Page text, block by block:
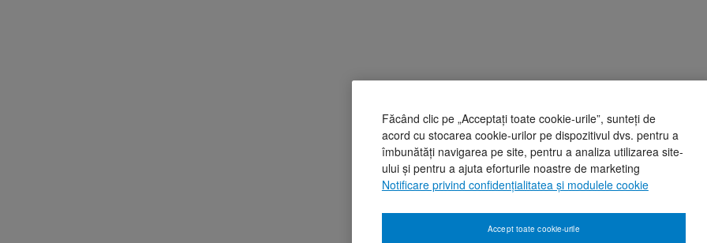
Făcând clic pe „Acceptați toate cookie-urile”, sunteți de
acord cu stocarea cookie-urilor pe dispozitivul dvs. pentru a
îmbunătăți navigarea pe site, pentru a analiza utilizarea site-
ului și pentru a ajuta eforturile noastre de marketing
Notificare privind confidențialitatea și modulele cookie
Accept toate cookie-urile